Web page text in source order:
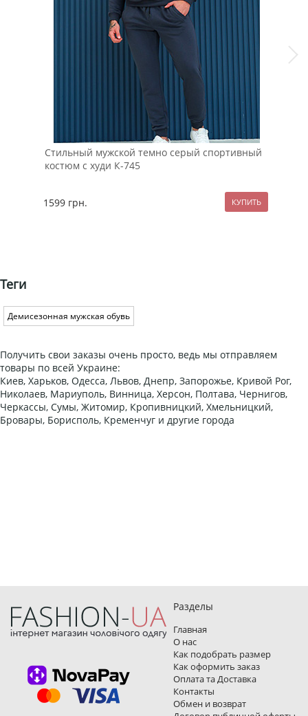
Стильный мужской темно серый спортивный
костюм с худи К-745
1599 грн.
Теги
Демисезонная мужская обувь
Получить свои заказы очень просто, ведь мы отправляем
товары по всей Украине:
Киев, Харьков, Одесса, Львов, Днепр, Запорожье, Кривой Рог,
Николаев, Мариуполь, Винница, Херсон, Полтава, Чернигов,
Черкассы, Сумы, Житомир, Кропивницкий, Хмельницкий,
Бровары, Борисполь, Кременчуг и другие города
Разделы
Главная
О нас
Как подобрать размер
Как оформить заказ
Оплата та Доставка
Контакты
Обмен и возврат